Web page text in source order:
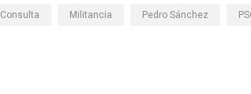
Consulta Militancia Pedro Sánchez